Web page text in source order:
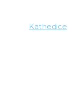
Kathedice